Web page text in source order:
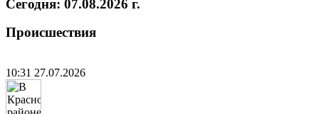
Сегодня: 07.08.2026 г.
Происшествия
10:31 27.07.2026